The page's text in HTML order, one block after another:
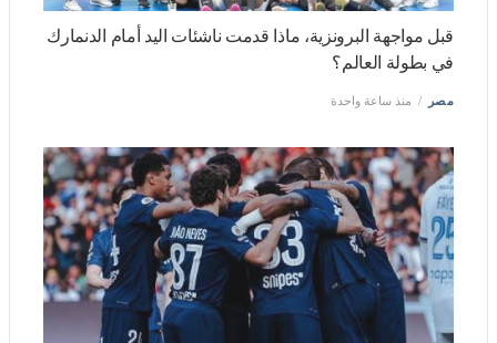
قبل مواجهة البرونزية، ماذا قدمت ناشئات اليد أمام الدنمارك
في بطولة العالم؟